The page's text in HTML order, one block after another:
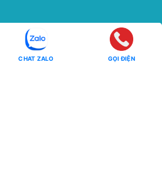
Tour Quốc tế
CHAT ZALO GỌI ĐIỆN